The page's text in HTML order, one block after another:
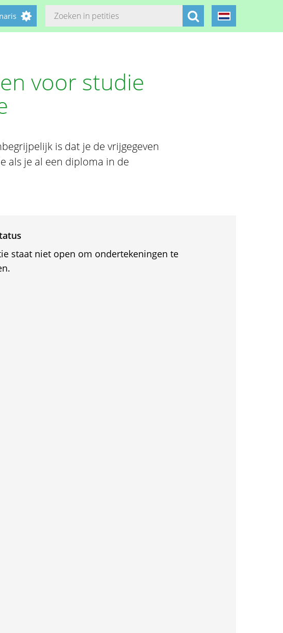
voor studie
is dat je de vrijgegeven
als je al een diploma in de
staat niet open om ondertekeningen te